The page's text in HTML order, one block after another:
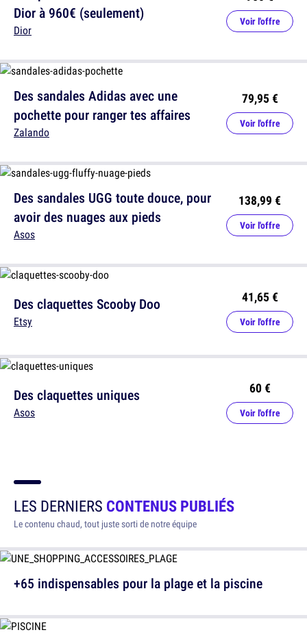
Dior à 960€ (seulement)
Dior
Voir l'offre
Des sandales UGG toute douce, pour
avoir des nuages aux pieds
Asos
138,99 €
Voir l'offre
Des sandales Adidas avec une
pochette pour ranger tes affaires
Zalando
79,95 €
Voir l'offre
Des claquettes Scooby Doo
Etsy
41,65 €
Voir l'offre
Des claquettes uniques
Asos
60 €
Voir l'offre
LES DERNIERS CONTENUS PUBLIÉS
Le contenu chaud, tout juste sorti de notre équipe
+65 indispensables pour la plage et la piscine